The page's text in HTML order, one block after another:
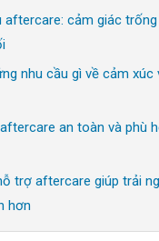
aftercare: cảm giác
nhu cầu gì về cảm xúc
an toàn và phù
trợ aftercare giúp trải
hơn